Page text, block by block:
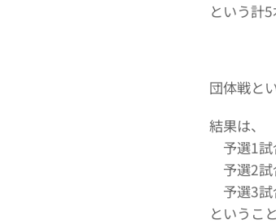
という計5
団体戦と
結果は、
予選1試
予選2試
予選3試
というこ